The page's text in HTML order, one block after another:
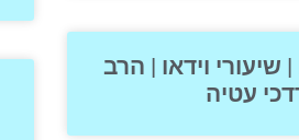
שיעורי וידאו | הרב
עטיה